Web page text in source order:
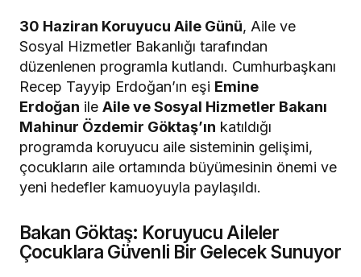
30 Haziran Koruyucu Aile Günü, Aile ve
Sosyal Hizmetler Bakanlığı tarafından
düzenlenen programla kutlandı. Cumhurbaşkanı
Recep Tayyip Erdoğan’ın eşi Emine
Erdoğan ile Aile ve Sosyal Hizmetler Bakanı
Mahinur Özdemir Göktaş’ın katıldığı
programda koruyucu aile sisteminin gelişimi,
çocukların aile ortamında büyümesinin önemi ve
yeni hedefler kamuoyuyla paylaşıldı.
Bakan Göktaş: Koruyucu Aileler
Çocuklara Güvenli Bir Gelecek Sunuyor